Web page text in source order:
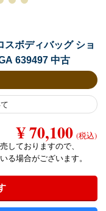
スボディバッグ ショ
639497 中古
¥ 70,100 (税込)
しておりますので、
る場合がございます。